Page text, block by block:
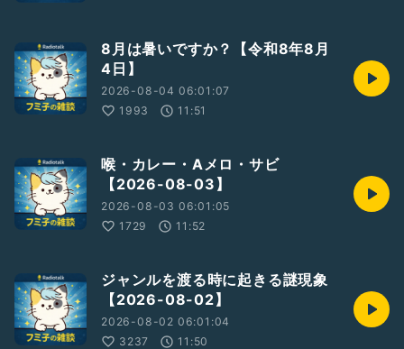
8月は暑いですか？【令和8年8月
4日】
2026-08-04 06:01:07
1993
11:51
喉・カレー・Aメロ・サビ
【2026-08-03】
2026-08-03 06:01:05
1729
11:52
ジャンルを渡る時に起きる謎現象
【2026-08-02】
2026-08-02 06:01:04
3237
11:50